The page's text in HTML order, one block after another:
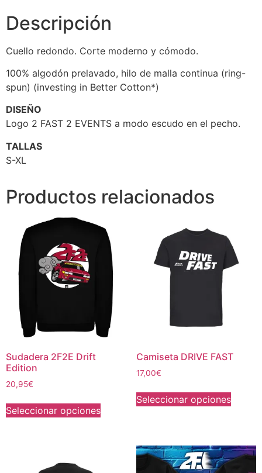
Descripción
Cuello redondo. Corte moderno y cómodo.
100% algodón prelavado, hilo de malla continua (ring-
spun) (investing in Better Cotton*)
DISEÑO
Logo 2 FAST 2 EVENTS a modo escudo en el pecho.
TALLAS
S-XL
Productos relacionados
Sudadera 2F2E Drift
Edition
20,95€
Seleccionar opciones
Camiseta DRIVE FAST
17,00€
Seleccionar opciones